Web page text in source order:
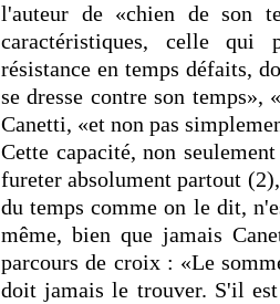
l'auteur de «chien de son
caractéristiques, celle qui
résistance en temps défaits,
se dresse contre son temps»,
Canetti, «et non pas
Cette capacité, non
fureter absolument partout
du temps comme on le dit,
même, bien que jamais
parcours de croix : «Le
doit jamais le trouver. S'il